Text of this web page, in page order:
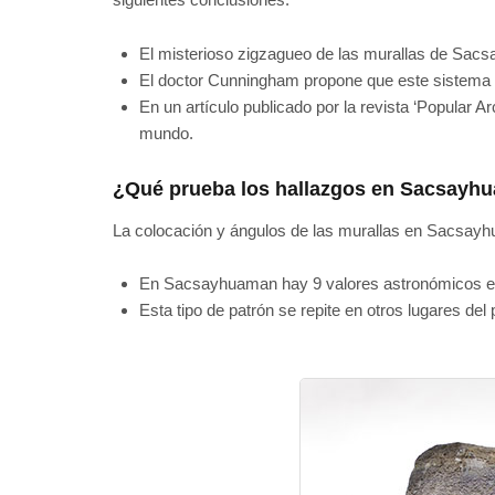
El misterioso zigzagueo de las murallas de
El doctor Cunningham propone que este
En un artículo publicado por la revista ‘Popular
mundo.
¿Qué prueba los hallazgos en
La colocación y ángulos de las murallas en
En Sacsayhuaman hay 9 valores astronómicos
Esta tipo de patrón se repite en otros lugares